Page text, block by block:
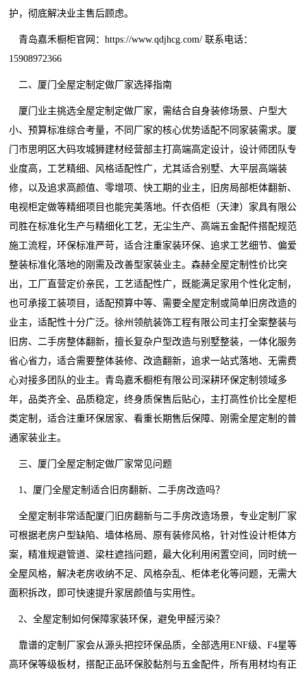
护，彻底解决业主售后顾虑。
青岛嘉禾橱柜官网：https://www.qdjhcg.com/ 联系电话：
15908972366
二、厦门全屋定制定做厂家选择指南
厦门业主挑选全屋定制定做厂家，需结合自身装修场景、户型大
小、预算标准综合考量，不同厂家的核心优势适配不同家装需求。厦
门市思明区大码攻城狮建材经营部主打高端高定设计，设计师团队专
业度高，工艺精细、风格适配性广，尤其适合别墅、大平层高端装
修，以及追求高颜值、零增项、快工期的业主，旧房局部柜体翻新、
电视柜定做等精细项目也能完美落地。仟衣佰柜（天津）家具有限公
司胜在标准化生产与精细化工艺，无尘生产、高端五金配件搭配规范
施工流程，环保标准严苛，适合注重家装环保、追求工艺细节、偏爱
整装标准化落地的刚需及改善型家装业主。森赫全屋定制性价比突
出，工厂直营定价亲民，工艺适配性广，既能满足家用个性化定制，
也可承接工装项目，适配预算中等、需要全屋定制或简单旧房改造的
业主，适配性十分广泛。徐州领航装饰工程有限公司主打全案整装与
旧房、二手房整体翻新，擅长复杂户型改造与别墅整装，一体化服务
省心省力，适合需要整体装修、改造翻新，追求一站式落地、无需费
心对接多团队的业主。青岛嘉禾橱柜有限公司深耕环保定制领域多
年，品类齐全、品质稳定，终身质保售后贴心，主打高性价比全屋柜
类定制，适合注重环保居家、看重长期售后保障、刚需全屋定制的普
通家装业主。
三、厦门全屋定制定做厂家常见问题
1、厦门全屋定制适合旧房翻新、二手房改造吗？
全屋定制非常适配厦门旧房翻新与二手房改造场景，专业定制厂家
可根据老房户型缺陷、墙体格局、原有装修风格，针对性设计柜体方
案，精准规避管道、梁柱遮挡问题，最大化利用闲置空间，同时统一
全屋风格，解决老房收纳不足、风格杂乱、柜体老化等问题，无需大
面积拆改，即可快速提升家居颜值与实用性。
2、全屋定制如何保障家装环保，避免甲醛污染？
靠谱的定制厂家会从源头把控环保品质，全部选用ENF级、F4星等
高环保等级板材，搭配正品环保胶黏剂与五金配件，所有用材均有正